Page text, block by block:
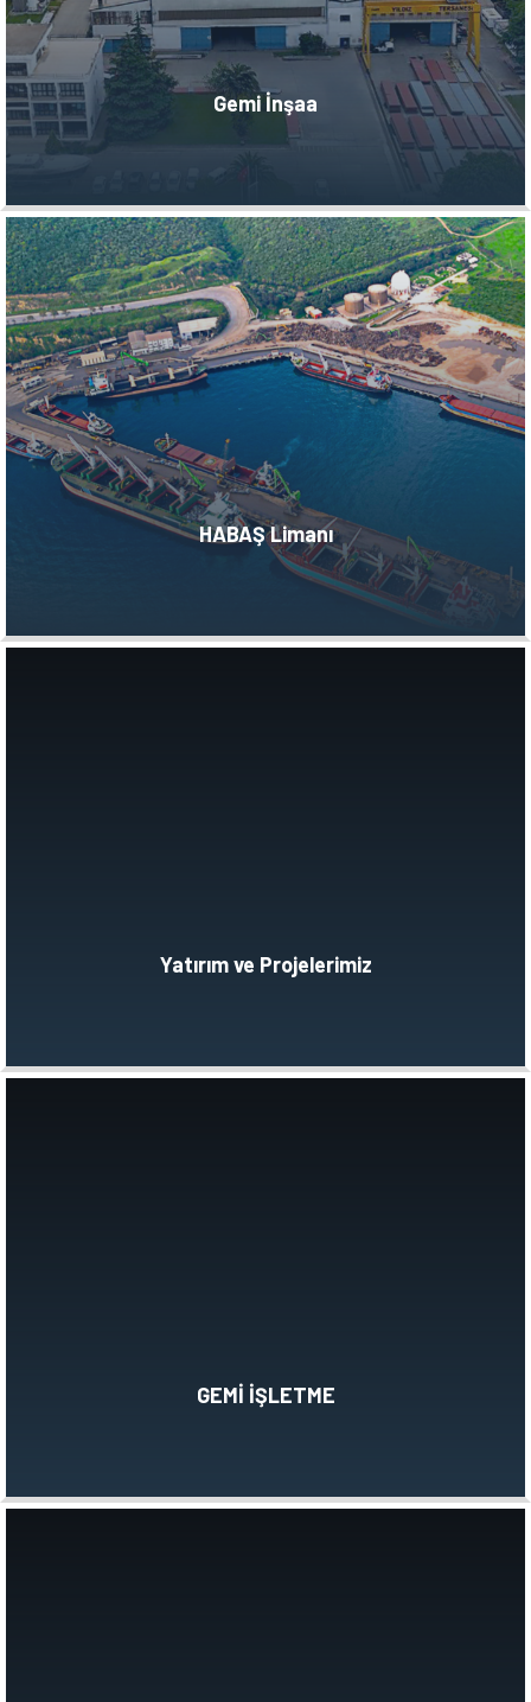
Gemi İnşaa
HABAŞ Limanı
Yatırım ve Projelerimiz
GEMİ İŞLETME